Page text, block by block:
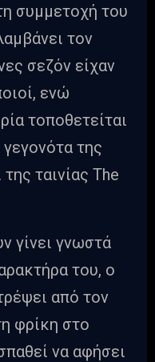
συμμετοχή του
τον
σεζόν είχαν
ενώ
τοποθετείται
της
ταινίας The
γίνει γνωστά
του, ο
από τον
φρίκη στο
να αφήσει